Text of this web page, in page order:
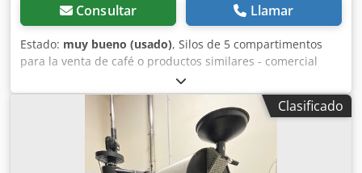
Consultar Llamar
Estado: muy bueno (usado), Silos de 5 compartimentos
para la venta de café o productos similares - comercial
Clasificado